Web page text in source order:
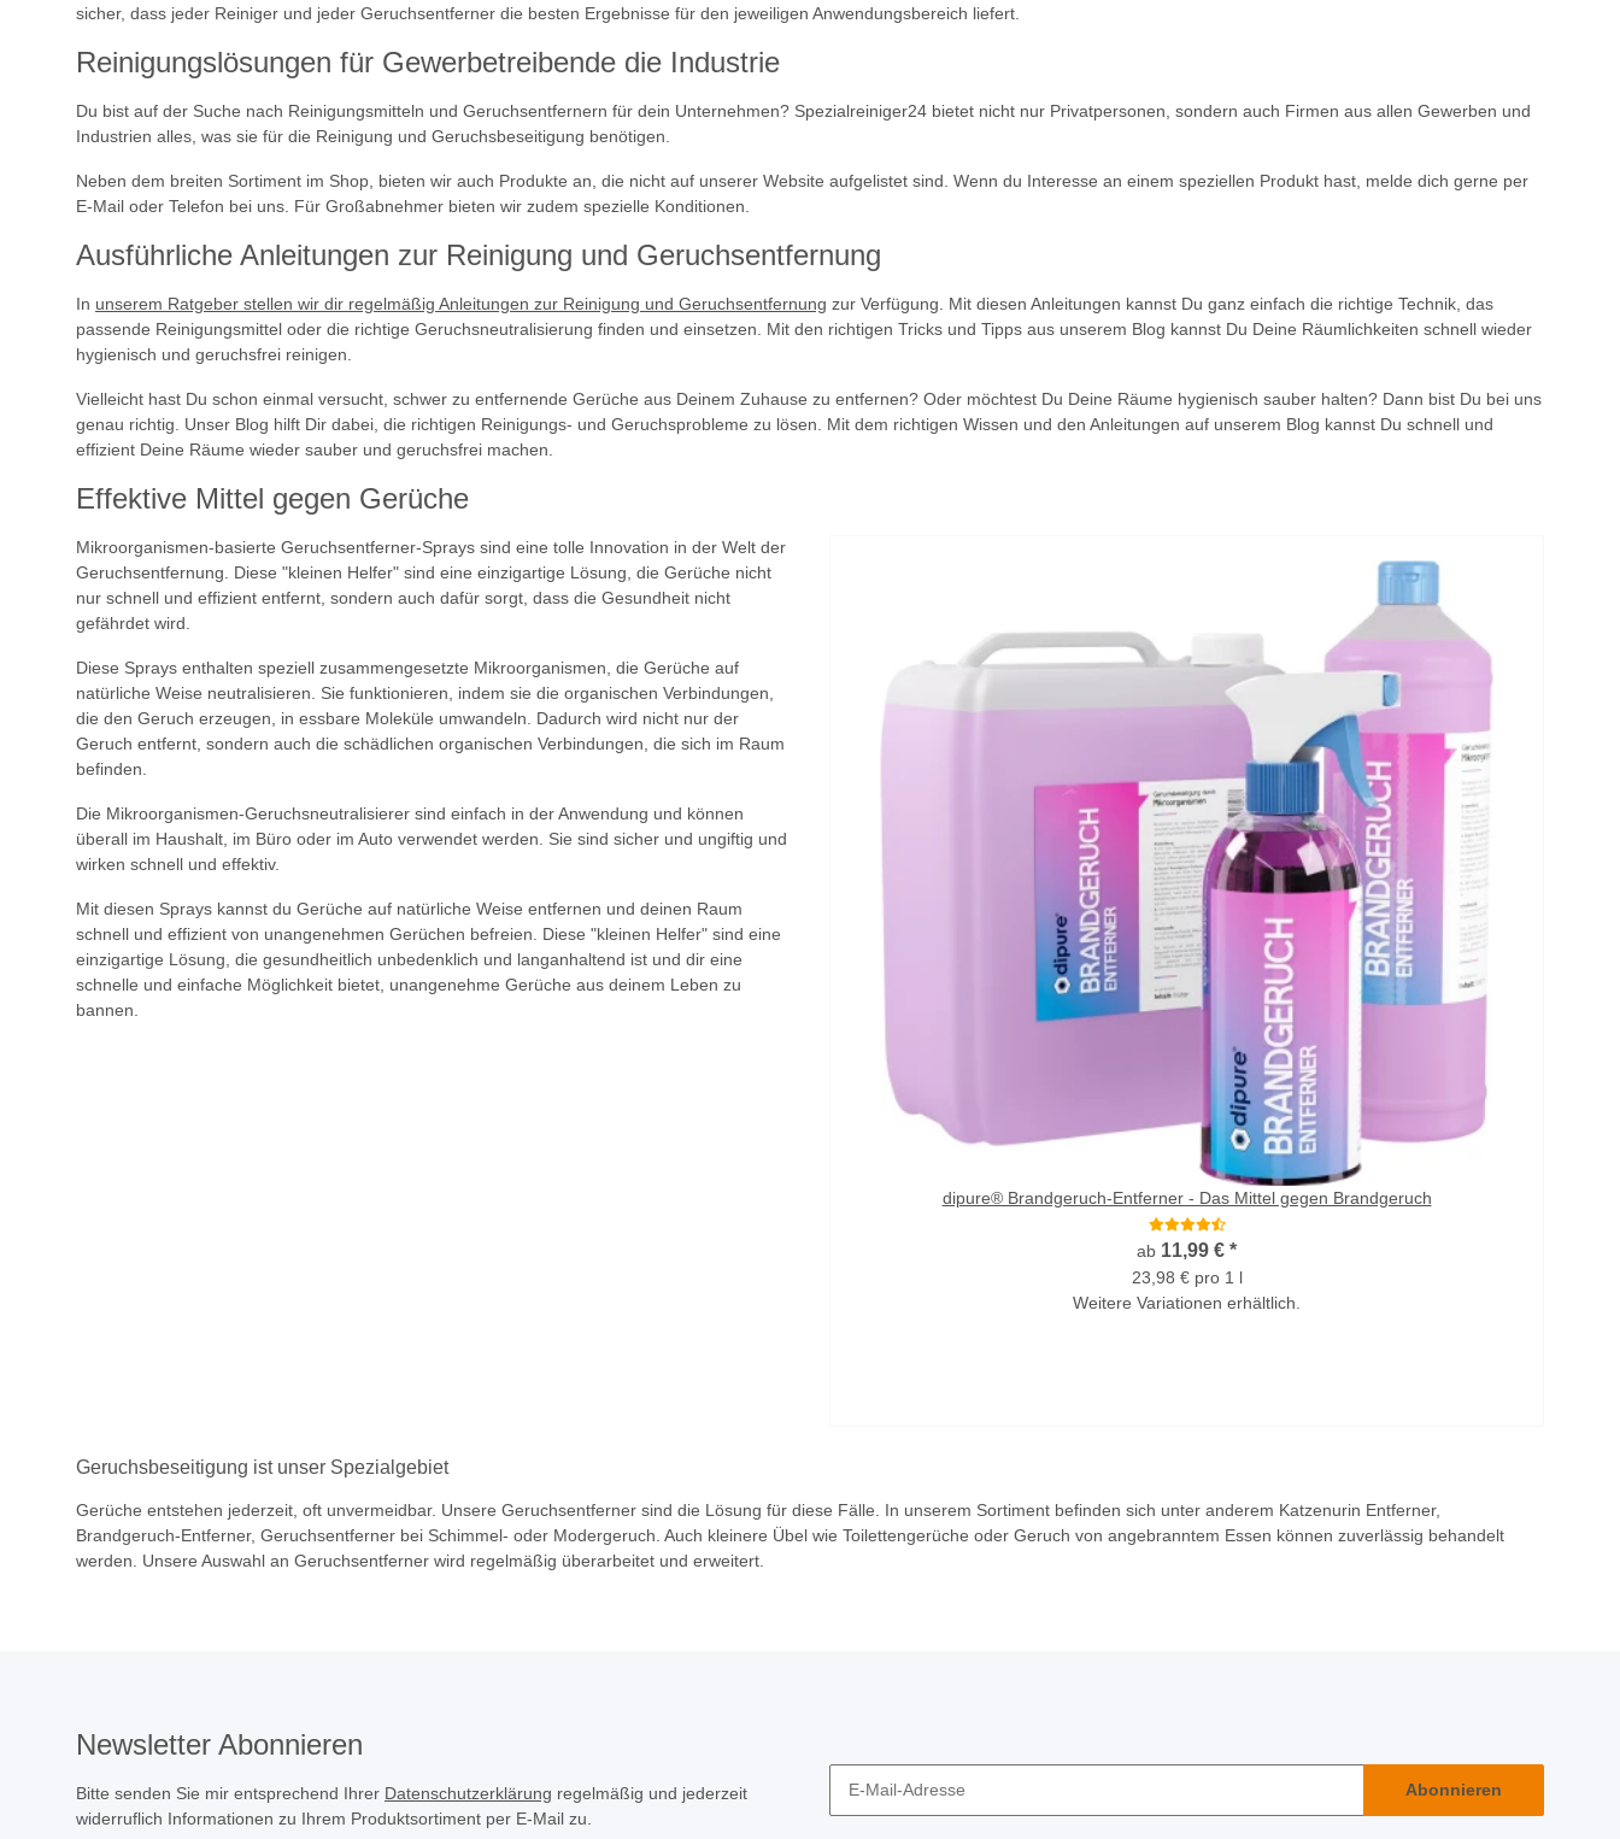
sicher, dass jeder Reiniger und jeder Geruchsentferner die besten Ergebnisse für den jeweiligen Anwendungsbereich liefert.
Reinigungslösungen für Gewerbetreibende die Industrie
Du bist auf der Suche nach Reinigungsmitteln und Geruchsentfernern für dein Unternehmen? Spezialreiniger24 bietet nicht nur Privatpersonen, sondern auch Firmen aus allen Gewerben und
Industrien alles, was sie für die Reinigung und Geruchsbeseitigung benötigen.
Neben dem breiten Sortiment im Shop, bieten wir auch Produkte an, die nicht auf unserer Website aufgelistet sind. Wenn du Interesse an einem speziellen Produkt hast, melde dich gerne per
E-Mail oder Telefon bei uns. Für Großabnehmer bieten wir zudem spezielle Konditionen.
Ausführliche Anleitungen zur Reinigung und Geruchsentfernung
In unserem Ratgeber stellen wir dir regelmäßig Anleitungen zur Reinigung und Geruchsentfernung zur Verfügung. Mit diesen Anleitungen kannst Du ganz einfach die richtige Technik, das
passende Reinigungsmittel oder die richtige Geruchsneutralisierung finden und einsetzen. Mit den richtigen Tricks und Tipps aus unserem Blog kannst Du Deine Räumlichkeiten schnell wieder
hygienisch und geruchsfrei reinigen.
Vielleicht hast Du schon einmal versucht, schwer zu entfernende Gerüche aus Deinem Zuhause zu entfernen? Oder möchtest Du Deine Räume hygienisch sauber halten? Dann bist Du bei uns
genau richtig. Unser Blog hilft Dir dabei, die richtigen Reinigungs- und Geruchsprobleme zu lösen. Mit dem richtigen Wissen und den Anleitungen auf unserem Blog kannst Du schnell und
effizient Deine Räume wieder sauber und geruchsfrei machen.
Effektive Mittel gegen Gerüche
Mikroorganismen-basierte Geruchsentferner-Sprays sind eine tolle Innovation in der Welt der
Geruchsentfernung. Diese "kleinen Helfer" sind eine einzigartige Lösung, die Gerüche nicht
nur schnell und effizient entfernt, sondern auch dafür sorgt, dass die Gesundheit nicht
gefährdet wird.
Diese Sprays enthalten speziell zusammengesetzte Mikroorganismen, die Gerüche auf
natürliche Weise neutralisieren. Sie funktionieren, indem sie die organischen Verbindungen,
die den Geruch erzeugen, in essbare Moleküle umwandeln. Dadurch wird nicht nur der
Geruch entfernt, sondern auch die schädlichen organischen Verbindungen, die sich im Raum
befinden.
Die Mikroorganismen-Geruchsneutralisierer sind einfach in der Anwendung und können
überall im Haushalt, im Büro oder im Auto verwendet werden. Sie sind sicher und ungiftig und
wirken schnell und effektiv.
Mit diesen Sprays kannst du Gerüche auf natürliche Weise entfernen und deinen Raum
schnell und effizient von unangenehmen Gerüchen befreien. Diese "kleinen Helfer" sind eine
einzigartige Lösung, die gesundheitlich unbedenklich und langanhaltend ist und dir eine
schnelle und einfache Möglichkeit bietet, unangenehme Gerüche aus deinem Leben zu
bannen.
dipure® Brandgeruch-Entferner - Das Mittel gegen Brandgeruch
ab 11,99 € *
23,98 € pro 1 l
Weitere Variationen erhältlich.
Geruchsbeseitigung ist unser Spezialgebiet
Gerüche entstehen jederzeit, oft unvermeidbar. Unsere Geruchsentferner sind die Lösung für diese Fälle. In unserem Sortiment befinden sich unter anderem Katzenurin Entferner,
Brandgeruch-Entferner, Geruchsentferner bei Schimmel- oder Modergeruch. Auch kleinere Übel wie Toilettengerüche oder Geruch von angebranntem Essen können zuverlässig behandelt
werden. Unsere Auswahl an Geruchsentferner wird regelmäßig überarbeitet und erweitert.
Newsletter Abonnieren
Bitte senden Sie mir entsprechend Ihrer Datenschutzerklärung regelmäßig und jederzeit
widerruflich Informationen zu Ihrem Produktsortiment per E-Mail zu.
Abonnieren